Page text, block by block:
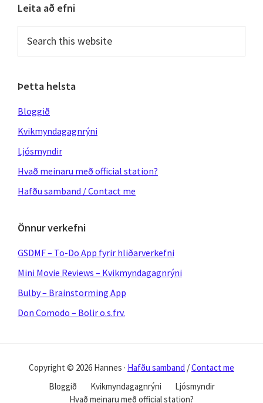
Primary
Sidebar
Leita að efni
this
Þetta helsta
Bloggið
Kvikmyndagagnrýni
Ljósmyndir
Hvað meinaru með official station?
Hafðu samband / Contact me
Önnur verkefni
GSDMF – To-Do App fyrir hliðarverkefni
Mini Movie Reviews – Kvikmyndagagnrýni
Bulby – Brainstorming App
Don Comodo – Bolir o.s.frv.
Copyright © 2026 Hannes · Hafðu samband /Contact me
Bloggið
Kvikmyndagagnrýni
Ljósmyndir
Hvað meinaru með official station?